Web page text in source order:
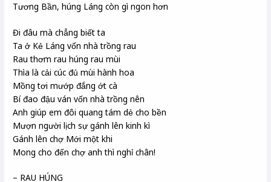
Tương Bần, húng Láng còn gì ngon hơn
Đi đâu mà chẳng biết ta
Ta ở Kẻ Láng vốn nhà trồng rau
Rau thơm rau húng rau mùi
Thìa là cải cúc đủ mùi hành hoa
Mồng tơi mướp đắng ớt cà
Bí đao đậu ván vốn nhà trồng nên
Anh giúp em đôi quang tám dẻ cho bền
Mượn người lịch sự gánh lên kinh kì
Gánh lên chợ Mới một khi
Mong cho đến chợ anh thì nghỉ chân!
– RAU HÚNG